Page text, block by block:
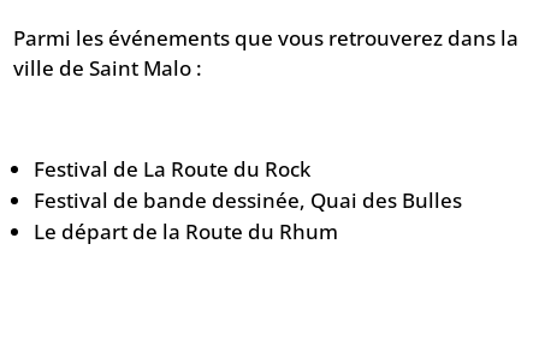
Parmi les événements que vous retrouverez dans la
ville de Saint Malo :
Festival de La Route du Rock
Festival de bande dessinée, Quai des Bulles
Le départ de la Route du Rhum